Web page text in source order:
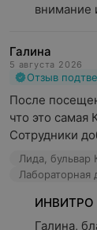
внимание
Галина
5 августа 2026
Отзыв
После
что это самая
Сотрудники
Лида, бульвар
Лабораторная
ИНВИТРО
Галина,